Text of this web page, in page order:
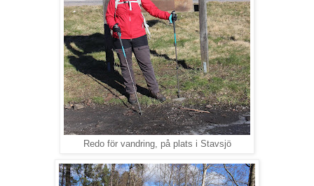
Redo för vandring, på plats i Stavsjö